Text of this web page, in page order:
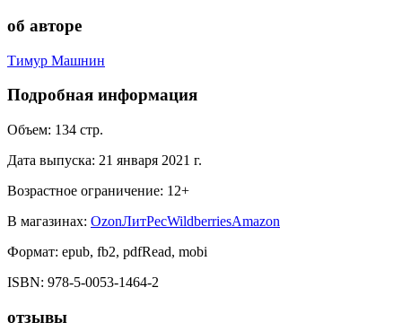
об авторе
Тимур Машнин
Подробная информация
Объем: 134 стр.
Дата выпуска: 21 января 2021 г.
Возрастное ограничение: 12+
В магазинах: OzonЛитРесWildberriesAmazon
Формат: epub, fb2, pdfRead, mobi
ISBN: 978-5-0053-1464-2
отзывы